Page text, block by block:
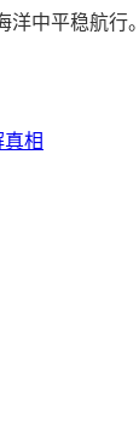
中平稳航行。
相